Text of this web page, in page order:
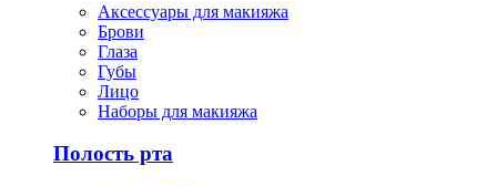
Аксессуары для макияжа
Брови
Глаза
Губы
Лицо
Наборы для макияжа
Полость рта